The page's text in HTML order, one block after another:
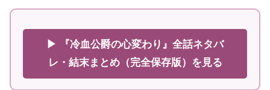
▶ 『冷血公爵の心変わり』全話ネタバ
レ・結末まとめ（完全保存版）を見る